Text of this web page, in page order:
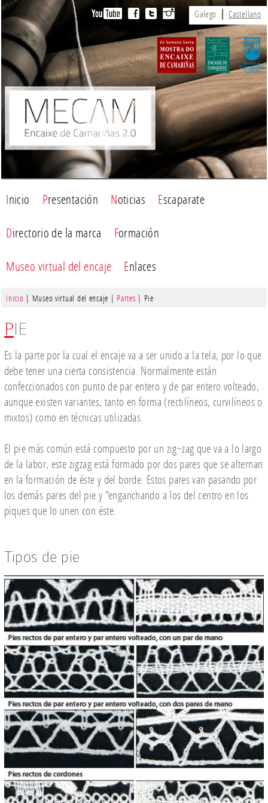
Galego Castellano
Inicio Presentación Noticias Escaparate
Directorio de la marca Formación
Museo virtual del encaje Enlaces
Inicio | Museo virtual del encaje | Partes | Pie
PIE
Es la parte por la cual el encaje va a ser unido a la tela, por lo que
debe tener una cierta consistencia. Normalmente están
confeccionados con punto de par entero y de par entero volteado,
aunque existen variantes, tanto en forma (rectilíneos, curvilíneos o
mixtos) como en técnicas utilizadas.
El pie más común está compuesto por un zig~zag que va a lo largo
de la labor, este zigzag está formado por dos pares que se alternan
en la formación de éste y del borde. Estos pares van pasando por
los demás pares del pie y "enganchando a los del centro en los
piques que lo unen con éste.
Tipos de pie